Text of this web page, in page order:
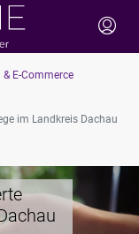
& E-Commerce
im Landkreis Dachau